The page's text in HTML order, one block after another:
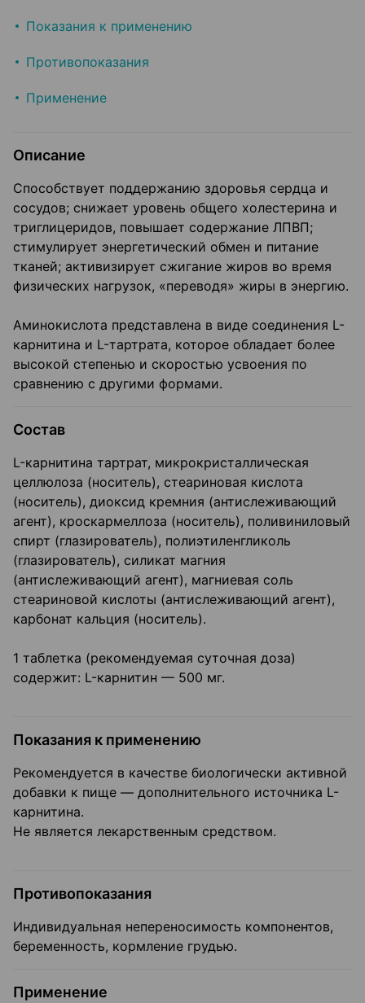
Показания к применению
Противопоказания
Применение
Описание
Способствует поддержанию здоровья сердца и
сосудов; снижает уровень общего холестерина и
триглицеридов, повышает содержание ЛПВП;
стимулирует энергетический обмен и питание
тканей; активизирует сжигание жиров во время
физических нагрузок, «переводя» жиры в энергию.
Аминокислота представлена в виде соединения L-
карнитина и L-тартрата, которое обладает более
высокой степенью и скоростью усвоения по
сравнению с другими формами.
Состав
L-карнитина тартрат, микрокристаллическая
целлюлоза (носитель), стеариновая кислота
(носитель), диоксид кремния (антислеживающий
агент), кроскармеллоза (носитель), поливиниловый
спирт (глазирователь), полиэтиленгликоль
(глазирователь), силикат магния
(антислеживающий агент), магниевая соль
стеариновой кислоты (антислеживающий агент),
карбонат кальция (носитель).
1 таблетка (рекомендуемая суточная доза)
содержит: L-карнитин — 500 мг.
Показания к применению
Рекомендуется в качестве биологически активной
добавки к пище — дополнительного источника L-
карнитина.
Не является лекарственным средством.
Противопоказания
Индивидуальная непереносимость компонентов,
беременность, кормление грудью.
Применение